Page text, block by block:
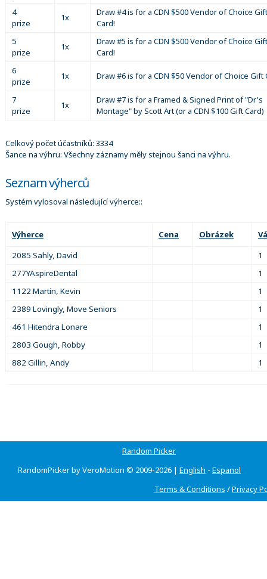
4
prize
1x
Draw #4 is for a CDN $500 Vendor of Choice Gift
Card!
5
prize
1x
Draw #5 is for a CDN $500 Vendor of Choice Gift
Card!
6
prize
1x Draw #6 is for a CDN $50 Vendor of Choice Gift
7
prize
1x
Draw #7 is for a Framed & Signed Print of "Dr's
Montage" by Scott Art (or a CDN $100 Gift Card)
Celkový počet účastníků: 3334
Šance na výhru: Všechny záznamy měly stejnou šanci na výhru.
Seznam výherců
Systém vylosoval následující výherce::
Výherce Cena Obrázek
2085 Sahly, David
1
277YAspireDental
1
1122 Martin, Kevin
1
2389 Lovingly, Move Seniors
1
461 Hitendra Lonare
1
2803 Gough, Robby
1
882 Gillin, Andy
1
Random Picker
RandomPicker by VeroMotion © 2009-2026 | English - Espanol
Terms & Conditions /Privacy